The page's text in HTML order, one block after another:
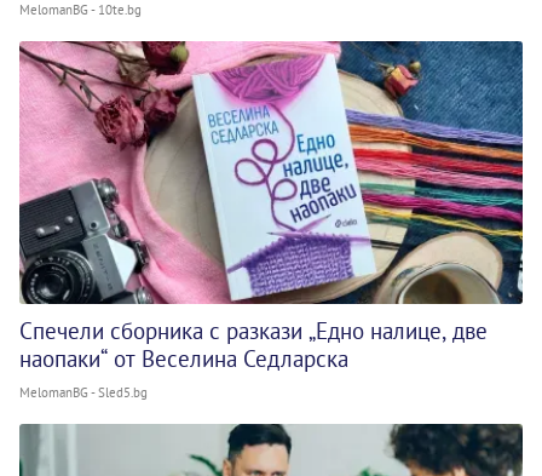
MelomanBG - 10te.bg
Спечели сборника с разкази „Едно налице, две
наопаки“ от Веселина Седларска
MelomanBG - Sled5.bg